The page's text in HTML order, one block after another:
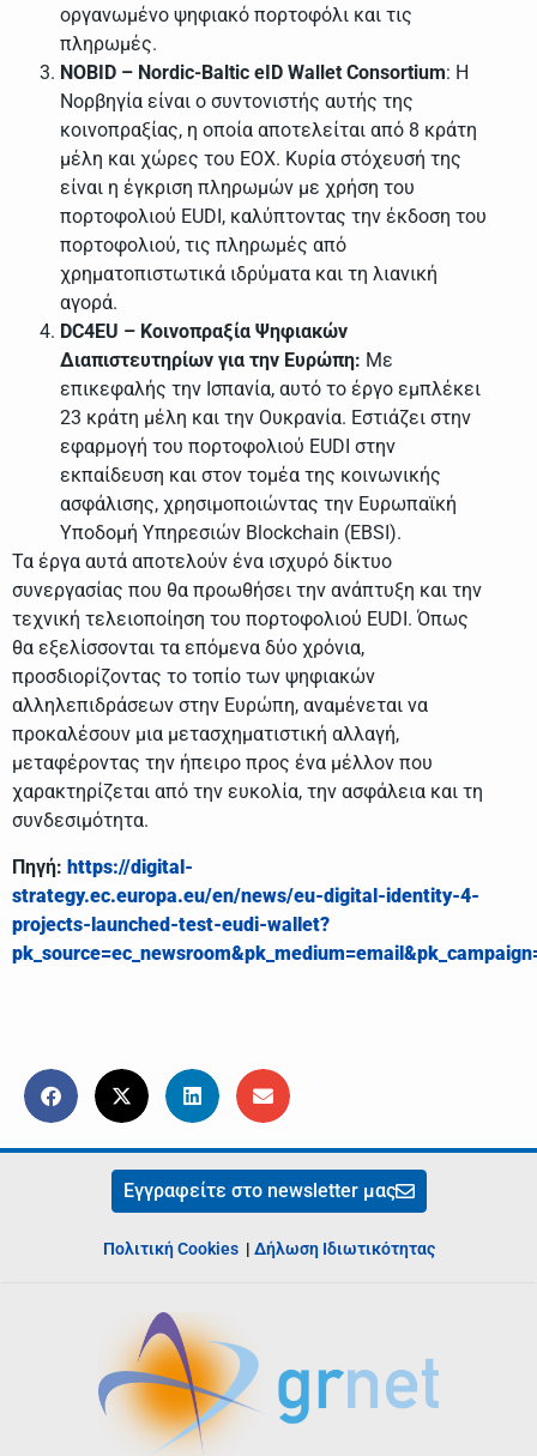
οργανωμένο ψηφιακό πορτοφόλι και τις
πληρωμές.
NOBID – Nordic-Baltic eID Wallet Consortium: Η
Νορβηγία είναι ο συντονιστής αυτής της
κοινοπραξίας, η οποία αποτελείται από 8 κράτη
μέλη και χώρες του ΕΟΧ. Κυρία στόχευσή της
είναι η έγκριση πληρωμών με χρήση του
πορτοφολιού EUDI, καλύπτοντας την έκδοση του
πορτοφολιού, τις πληρωμές από
χρηματοπιστωτικά ιδρύματα και τη λιανική
αγορά.
DC4EU – Κοινοπραξία Ψηφιακών
Διαπιστευτηρίων για την Ευρώπη: Με
επικεφαλής την Ισπανία, αυτό το έργο εμπλέκει
23 κράτη μέλη και την Ουκρανία. Εστιάζει στην
εφαρμογή του πορτοφολιού EUDI στην
εκπαίδευση και στον τομέα της κοινωνικής
ασφάλισης, χρησιμοποιώντας την Ευρωπαϊκή
Υποδομή Υπηρεσιών Blockchain (EBSI).
Τα έργα αυτά αποτελούν ένα ισχυρό δίκτυο
συνεργασίας που θα προωθήσει την ανάπτυξη και την
τεχνική τελειοποίηση του πορτοφολιού EUDI. Όπως
θα εξελίσσονται τα επόμενα δύο χρόνια,
προσδιορίζοντας το τοπίο των ψηφιακών
αλληλεπιδράσεων στην Ευρώπη, αναμένεται να
προκαλέσουν μια μετασχηματιστική αλλαγή,
μεταφέροντας την ήπειρο προς ένα μέλλον που
χαρακτηρίζεται από την ευκολία, την ασφάλεια και τη
συνδεσιμότητα.
Πηγή: https://digital-
strategy.ec.europa.eu/en/news/eu-digital-identity-4-
projects-launched-test-eudi-wallet?
Εγγραφείτε στο newsletter μας
Πολιτική Cookies | Δήλωση Ιδιωτικότητας